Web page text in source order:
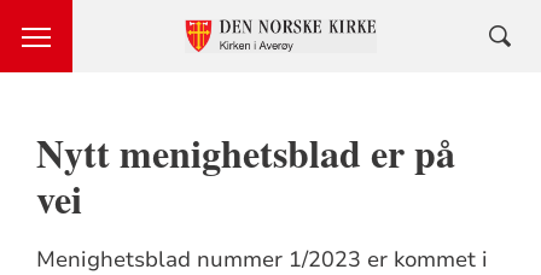
Nytt menighetsblad er på
vei
Menighetsblad nummer 1/2023 er kommet i